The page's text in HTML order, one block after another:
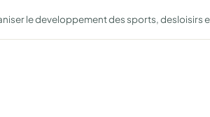
le developpement des sports, desloisirs